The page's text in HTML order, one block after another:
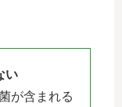
い
が含まれる